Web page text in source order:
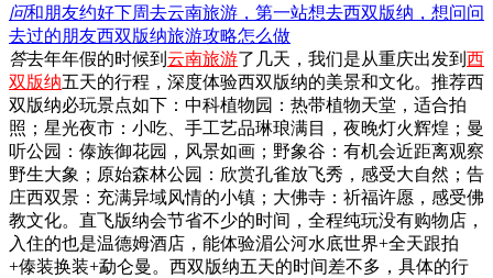
问和朋友约好下周去云南旅游，第一站想去西双版纳，想问问
去过的朋友西双版纳旅游攻略怎么做
答去年年假的时候到 云南旅游了几天，我们是从重庆出发到 西
双版纳五天的行程，深度体验西双版纳的美景和文化。推荐西
双版纳必玩景点如下：中科植物园：热带植物天堂，适合拍
照；星光夜市：小吃、手工艺品琳琅满目，夜晚灯火辉煌；曼
听公园：傣族御花园，风景如画；野象谷：有机会近距离观察
野生大象；原始森林公园：欣赏孔雀放飞秀，感受大自然；告
庄西双景：充满异域风情的小镇；大佛寺：祈福许愿，感受佛
教文化。直飞版纳会节省不少的时间，全程纯玩没有购物店，
入住的也是温德姆酒店，能体验湄公河水底世界+全天跟拍
+傣装换装+勐仑曼。西双版纳五天的时间差不多，具体的行